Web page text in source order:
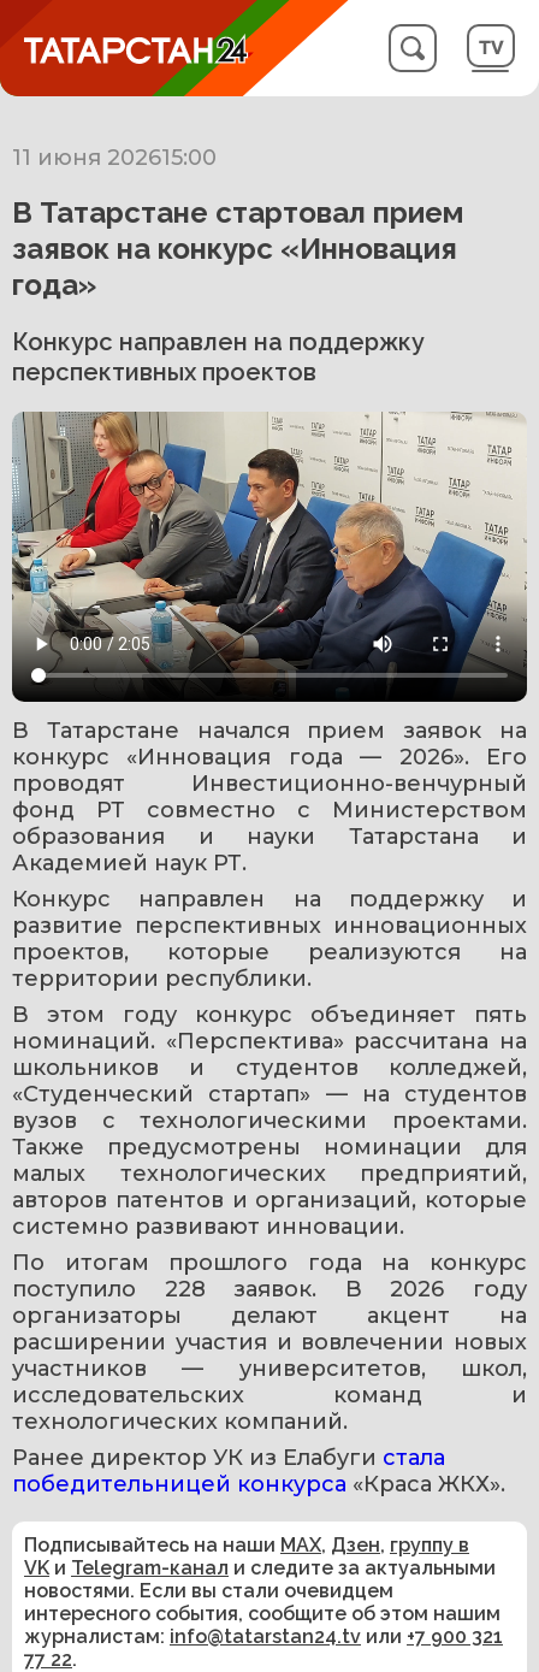
11 июня 202615:00
В Татарстане стартовал прием
заявок на конкурс «Инновация
года»
Конкурс направлен на поддержку
перспективных проектов
В Татарстане начался прием заявок на
конкурс «Инновация года — 2026». Его
проводят Инвестиционно-венчурный
фонд РТ совместно с Министерством
образования и науки Татарстана и
Академией наук РТ.
Конкурс направлен на поддержку и
развитие перспективных инновационных
проектов, которые реализуются на
территории республики.
В этом году конкурс объединяет пять
номинаций. «Перспектива» рассчитана на
школьников и студентов колледжей,
«Студенческий стартап» — на студентов
вузов с технологическими проектами.
Также предусмотрены номинации для
малых технологических предприятий,
авторов патентов и организаций, которые
системно развивают инновации.
По итогам прошлого года на конкурс
поступило 228 заявок. В 2026 году
организаторы делают акцент на
расширении участия и вовлечении новых
участников — университетов, школ,
исследовательских команд и
технологических компаний.
Ранее директор УК из Елабуги стала
победительницей конкурса «Краса ЖКХ».
Подписывайтесь на наши MAX, Дзен, группу в
VK и Telegram-канал и следите за актуальными
новостями. Если вы стали очевидцем
интересного события, сообщите об этом нашим
журналистам: info@tatarstan24.tv или +7 900 321
77 22.